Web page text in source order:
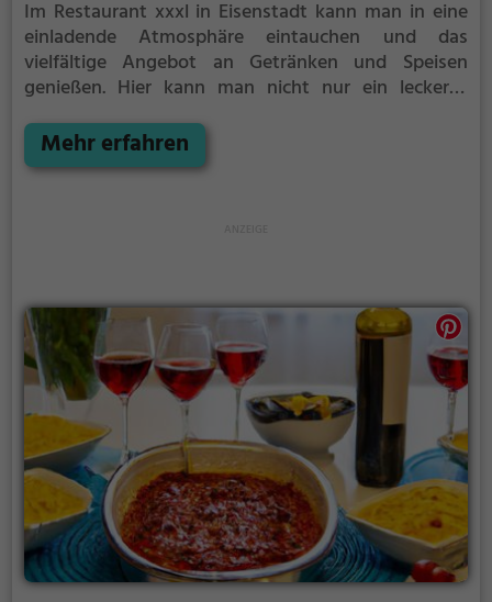
Im Restaurant xxxl in Eisenstadt kann man in eine
einladende Atmosphäre eintauchen und das
vielfältige Angebot an Getränken und Speisen
genießen. Hier kann man nicht nur ein leckeres
brunchen. Das Restaurant bietet für jeden
Geschmack etwas und überzeugt mit einem
Aufenthalt.
Mehr erfahren